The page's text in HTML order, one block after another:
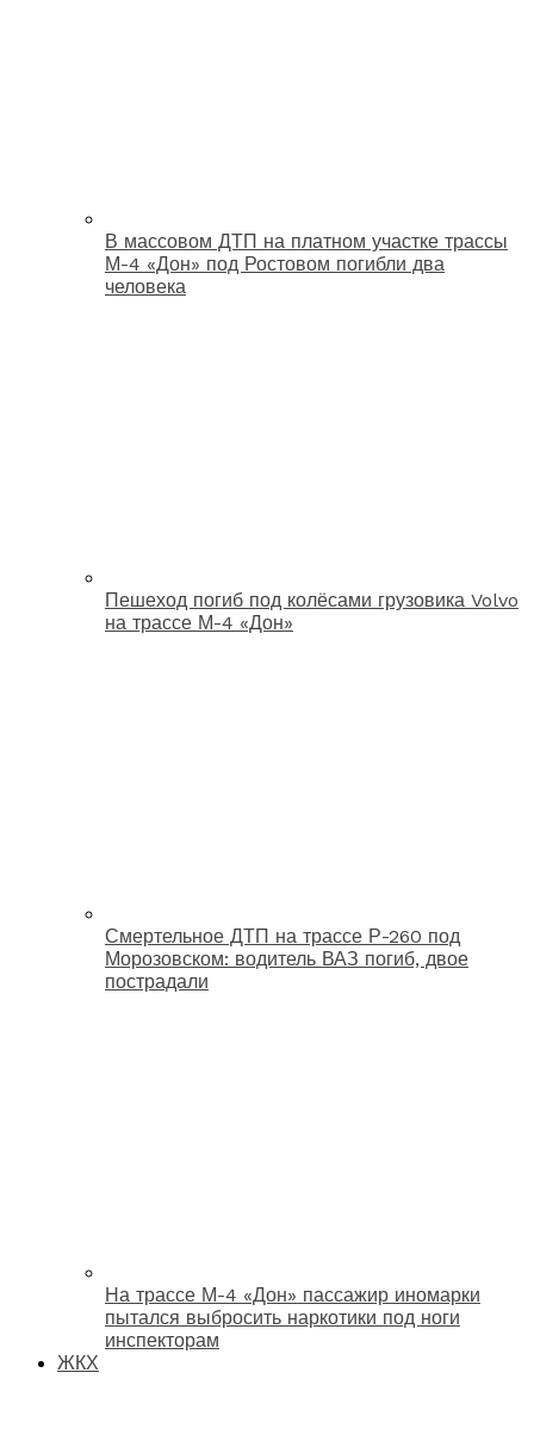
В массовом ДТП на платном участке трассы
М-4 «Дон» под Ростовом погибли два
человека
Пешеход погиб под колёсами грузовика Volvo
на трассе М-4 «Дон»
Смертельное ДТП на трассе Р-260 под
Морозовском: водитель ВАЗ погиб, двое
пострадали
На трассе М-4 «Дон» пассажир иномарки
пытался выбросить наркотики под ноги
инспекторам
ЖКХ